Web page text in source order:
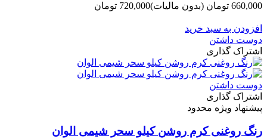
660,000 تومان
(بدون مالیات)720,000 تومان
افزودن به سبد خرید
دوست داشتن
اشتراک گذاری
دوست داشتن
اشتراک گذاری
پیشنهاد ویژه محدود
رنگ روغنی کرم روشن کیلو سحر شیمی الوان